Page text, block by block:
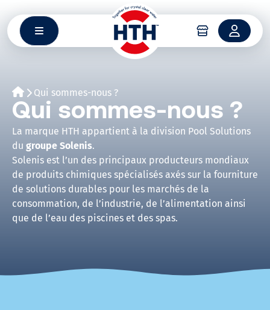
au
contenu
Qui sommes-nous ?
Qui sommes-nous ?
La marque HTH appartient à la division Pool Solutions
du groupe Solenis.
Solenis est l’un des principaux producteurs mondiaux
de produits chimiques spécialisés axés sur la fourniture
de solutions durables pour les marchés de la
consommation, de l’industrie, de l’alimentation ainsi
que de l’eau des piscines et des spas.